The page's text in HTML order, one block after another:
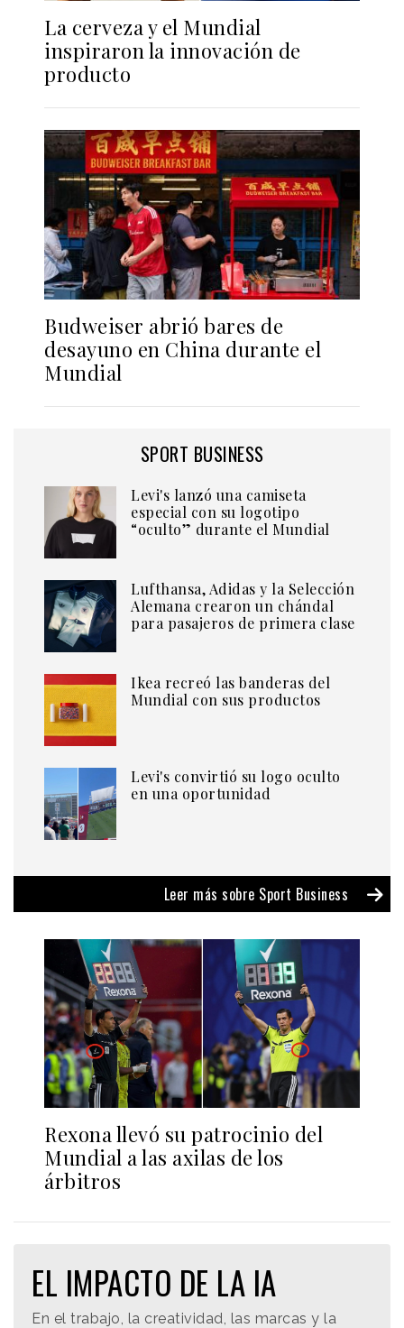
La cerveza y el Mundial
inspiraron la innovación de
producto
Budweiser abrió bares de
desayuno en China durante el
Mundial
SPORT BUSINESS
Levi's lanzó una camiseta
especial con su logotipo
“oculto” durante el Mundial
Lufthansa, Adidas y la Selección
Alemana crearon un chándal
para pasajeros de primera clase
Ikea recreó las banderas del
Mundial con sus productos
Levi's convirtió su logo oculto
en una oportunidad
Leer más sobre Sport Business
Rexona llevó su patrocinio del
Mundial a las axilas de los
árbitros
EL IMPACTO DE LA IA
En el trabajo, la creatividad, las marcas y la